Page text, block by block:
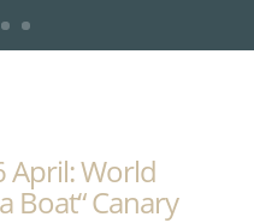
April: World
Boat“ Canary